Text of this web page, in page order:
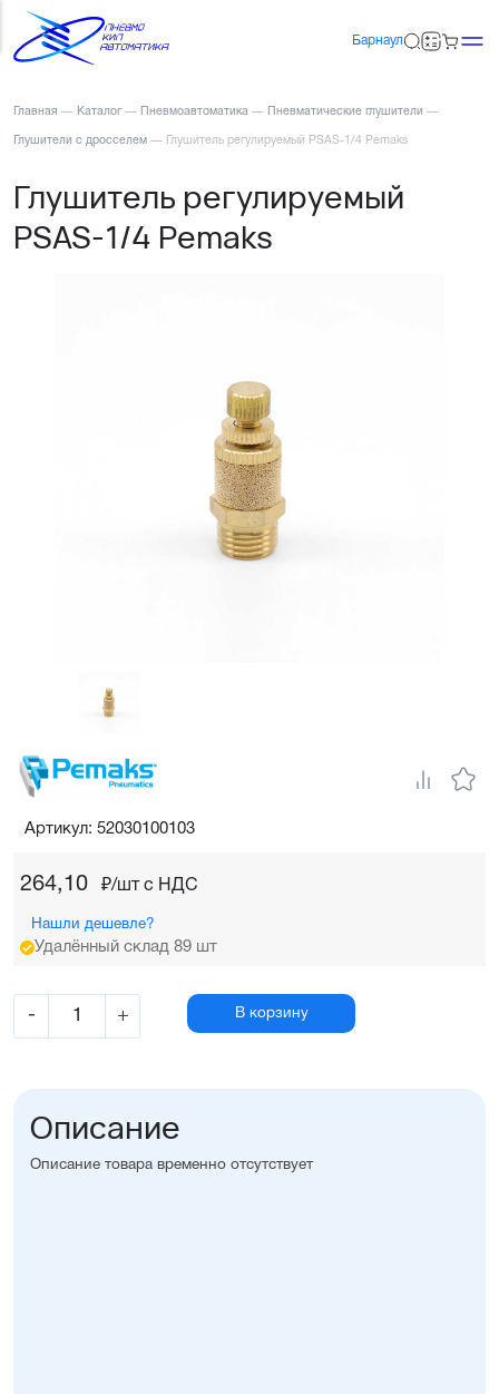
Барнаул
Главная — Каталог — Пневмоавтоматика — Пневматические глушители —
Глушители с дросселем — Глушитель регулируемый PSAS-1/4 Pemaks
Глушитель регулируемый
PSAS-1/4 Pemaks
264,10 ₽/шт c НДС
Нашли дешевле?
Удалённый склад 89 шт
- + В корзину
Артикул: 52030100103
Описание
Описание товара временно отсутствует